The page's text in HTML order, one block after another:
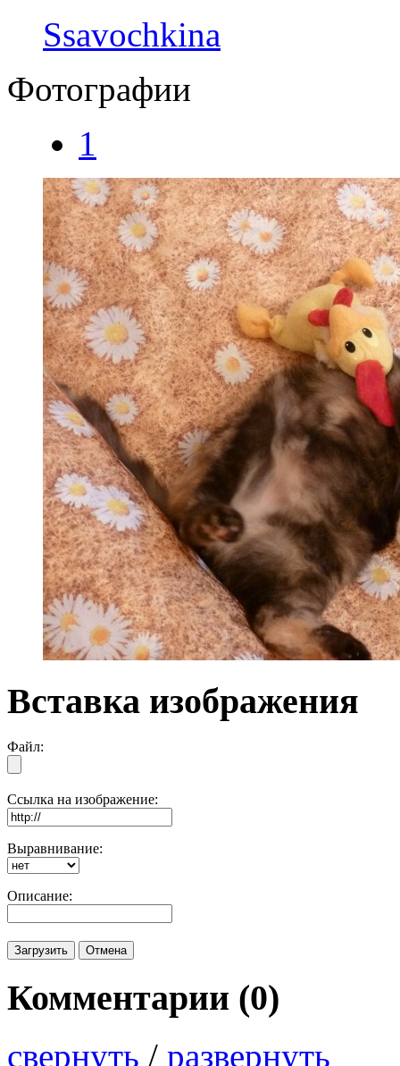
Ssavochkina
Фотографии
1
Вставка изображения
Файл:
Ссылка на изображение:
Выравнивание:
Описание:
Комментарии (0)
свернуть / развернуть